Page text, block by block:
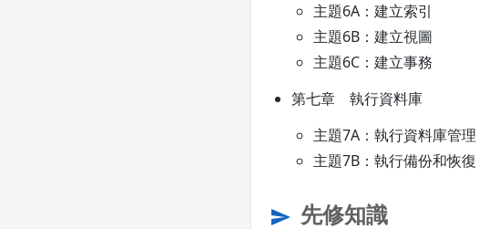
主題6A：建立索引
主題6B：建立視圖
主題6C：建立事務
第七章 執行資料庫
主題7A：執行資料庫管理
主題7B：執行備份和恢復
send 先修知識